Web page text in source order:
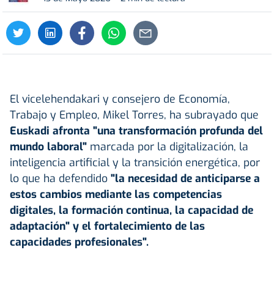
El vicelehendakari y consejero de Economía,
Trabajo y Empleo, Mikel Torres, ha subrayado que
Euskadi afronta "una transformación profunda del
mundo laboral" marcada por la digitalización, la
inteligencia artificial y la transición energética, por
lo que ha defendido "la necesidad de anticiparse a
estos cambios mediante las competencias
digitales, la formación continua, la capacidad de
adaptación" y el fortalecimiento de las
capacidades profesionales".